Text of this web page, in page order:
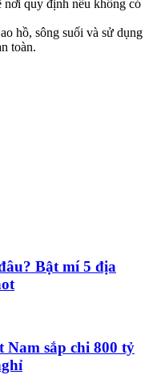
nơi quy định nếu không có
hồ, sông suối và sử dụng
toàn.
Bật mí 5 địa
Nam sắp chi 800 tỷ